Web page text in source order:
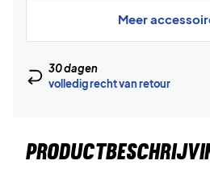
Meer
30 dagen
volledig recht van retour